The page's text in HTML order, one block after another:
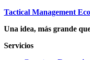
Tactical Management
Una idea, más grande
Servicios